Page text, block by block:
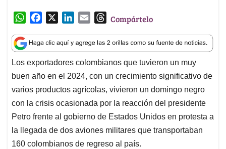
W
a
t
s
A
p
p
c
e
b
o
o
k
n
k
e
d
I
n
a
i
l
T
r
e
a
d
s
Compártelo
Los exportadores colombianos que tuvieron un muy
buen año en el 2024, con un crecimiento significativo de
varios productos agrícolas, vivieron un domingo negro
con la crisis ocasionada por la reacción del presidente
Petro frente al gobierno de Estados Unidos en protesta a
la llegada de dos aviones militares que transportaban
160 colombianos de regreso al país.